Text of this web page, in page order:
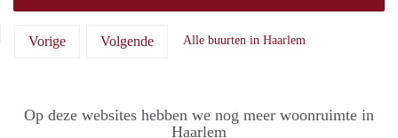
Vorige Volgende Alle buurten in Haarlem
Op deze websites hebben we nog meer woonruimte in
Haarlem